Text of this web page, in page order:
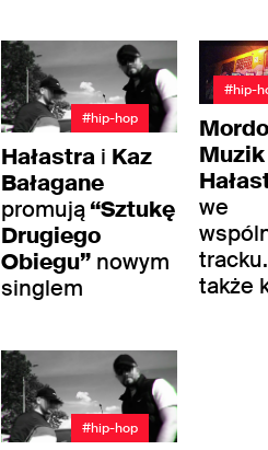
#hip-hop
Hałastra i Kaz
Bałagane
promują“Sztukę
Drugiego
Obiegu” nowym
singlem
#hip-
Muzik
we
także
#hip-hop